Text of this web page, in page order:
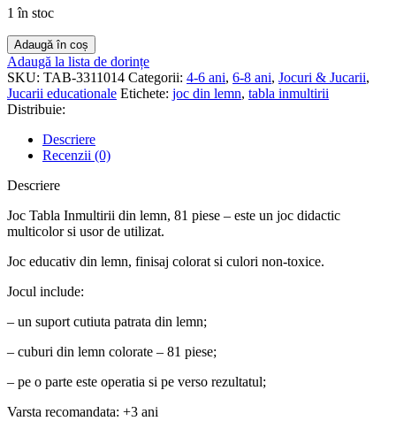
1 în stoc
Cantitate
Tabla
inmultirii
din
lemn
Adaugă în coș
Adaugă la lista de dorințe
SKU: TAB-3311014 Categorii: 4-6 ani, 6-8 ani, Jocuri & Jucarii,
Jucarii educationale Etichete: joc din lemn, tabla inmultirii
Distribuie:
Descriere
Recenzii (0)
Descriere
Joc Tabla Inmultirii din lemn, 81 piese – este un joc didactic
multicolor si usor de utilizat.
Joc educativ din lemn, finisaj colorat si culori non-toxice.
Jocul include:
– un suport cutiuta patrata din lemn;
– cuburi din lemn colorate – 81 piese;
– pe o parte este operatia si pe verso rezultatul;
Varsta recomandata: +3 ani